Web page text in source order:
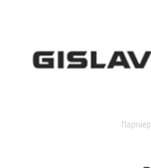
Партнер